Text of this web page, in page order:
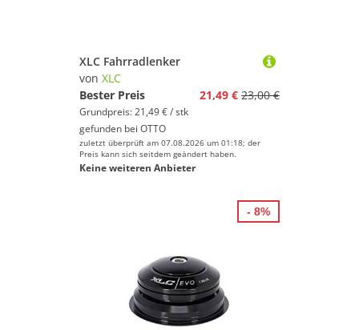
XLC Fahrradlenker
von XLC
Bester Preis
21,49 € 23,00 €
Grundpreis: 21,49 € / stk
gefunden bei OTTO
zuletzt überprüft am 07.08.2026 um 01:18; der
Preis kann sich seitdem geändert haben.
Keine weiteren Anbieter
- 8%